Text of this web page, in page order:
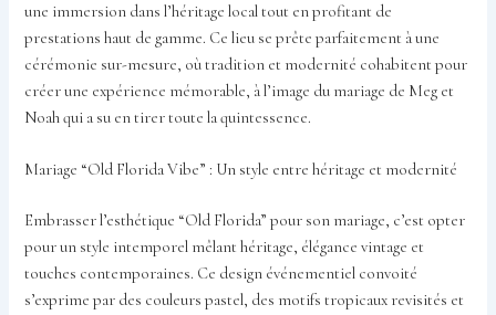
une immersion dans l’héritage local tout en profitant de
prestations haut de gamme. Ce lieu se prête parfaitement à une
cérémonie sur-mesure, où tradition et modernité cohabitent pour
créer une expérience mémorable, à l’image du mariage de Meg et
Noah qui a su en tirer toute la quintessence.
Mariage “Old Florida Vibe” : Un style entre héritage et modernité
Embrasser l’esthétique “Old Florida” pour son mariage, c’est opter
pour un style intemporel mêlant héritage, élégance vintage et
touches contemporaines. Ce design événementiel convoité
s’exprime par des couleurs pastel, des motifs tropicaux revisités et